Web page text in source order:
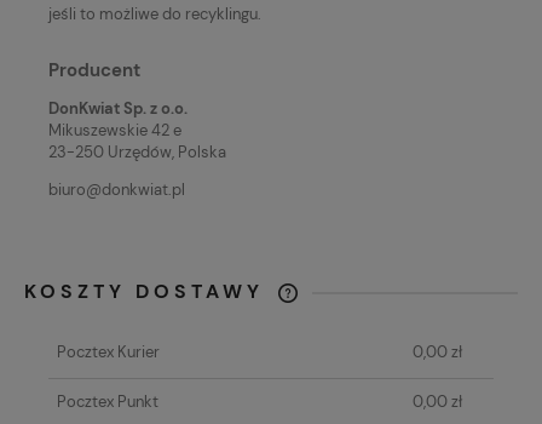
jeśli to możliwe do recyklingu.
Producent
DonKwiat Sp. z o.o.
Mikuszewskie 42 e
23-250 Urzędów, Polska
biuro@donkwiat.pl
KOSZTY DOSTAWY
POWYŻEJ 80 ZŁ WYSYŁAMY GRATIS!
Pocztex Kurier 0,00 zł
Pocztex Punkt 0,00 zł